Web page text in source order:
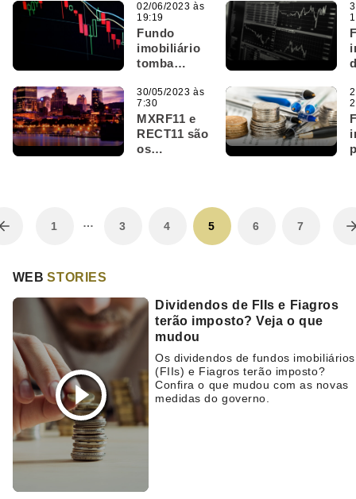
CRIs; Veja
as mais
lidas da
semana
imobiliário
dispara
5,3% e IFIX
chega ao
maior nível
janeiro de
2020
Fundo
imobiliário
tomba
semana;
IFIX tem
nova alta e
chega a
3.027
02/06/2023 às
19:19
MXRF11 e
RECT11 são
os
30/05/2023 às
7:30
1 … 3 4 5 6 7
WEBSTORIES
Dividendos de FIIs e Fiagros
terão imposto? Veja o que
mudou
Os dividendos de fundos imobiliários
(FIIs) e Fiagros terão imposto?
Confira o que mudou com as novas
medidas do governo.